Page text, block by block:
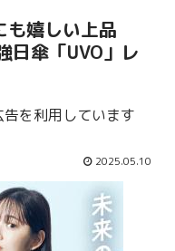
も嬉しい上品
日傘「UVO」レ
を利用しています
2025.05.10